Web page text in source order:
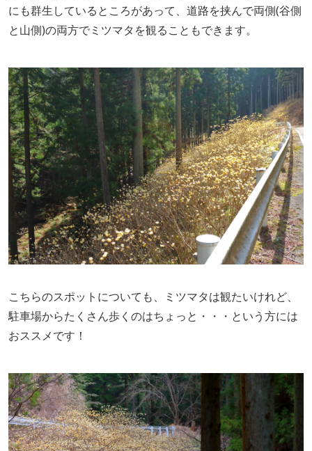
にも群生しているところがあって、道路を挟んで両側(谷側
と山側)の両方でミツマタを観ることもできます。
こちらのスポットについても、ミツマタは観たいけれど、
駐車場からたくさん歩くのはちょっと・・・という方には
おススメです！